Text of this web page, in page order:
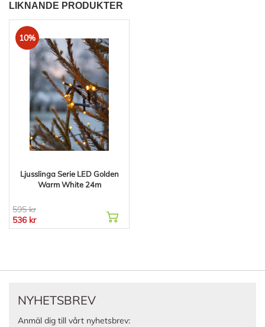
LIKNANDE PRODUKTER
10%
Ljusslinga Serie LED Golden
Warm White 24m
595 kr
536 kr
NYHETSBREV
Anmäl dig till vårt nyhetsbrev: